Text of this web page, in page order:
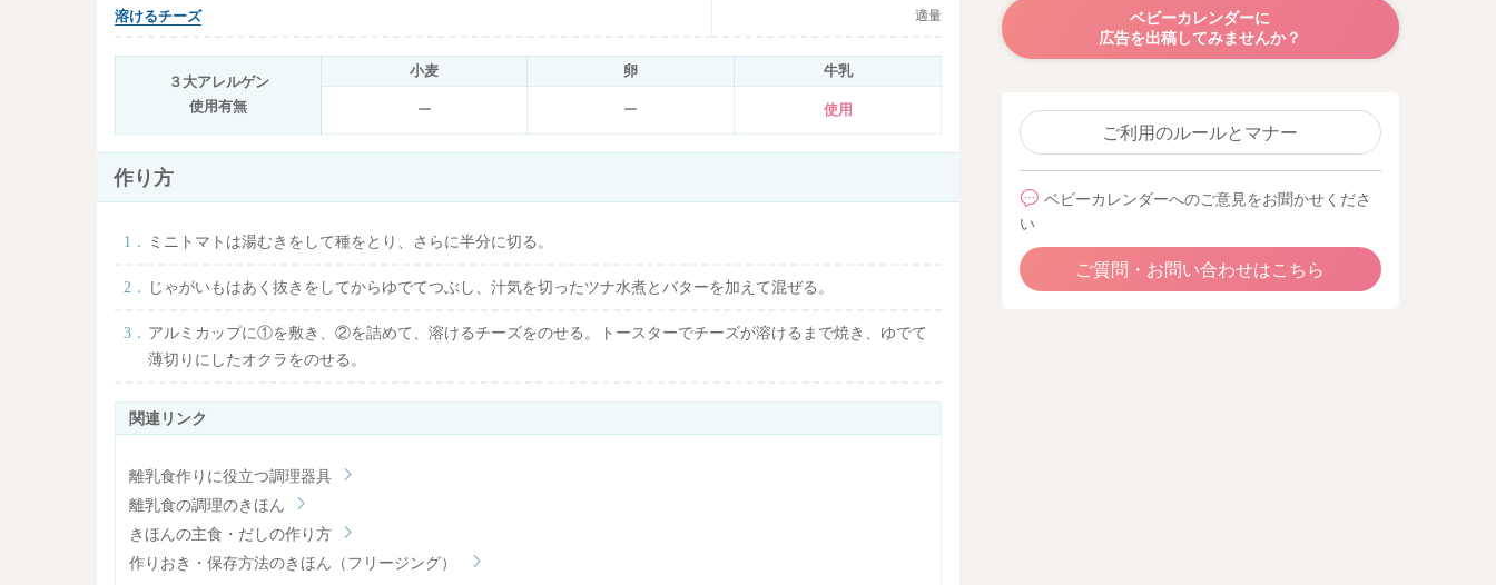
溶けるチーズ 適量
３大アレルゲン
使用有無
小麦 卵 牛乳
ー ー 使用
作り方
ミニトマトは湯むきをして種をとり、さらに半分に切る。
じゃがいもはあく抜きをしてからゆでてつぶし、汁気を切ったツナ水煮とバターを加えて混ぜる。
アルミカップに①を敷き、②を詰めて、溶けるチーズをのせる。トースターでチーズが溶けるまで焼き、ゆでて
薄切りにしたオクラをのせる。
離乳食作りに役立つ調理器具
離乳食の調理のきほん
きほんの主食・だしの作り方
作りおき・保存方法のきほん（フリージング）
ベビーカレンダーに
広告を出稿してみませんか？
ご利用のルールとマナー
ベビーカレンダーへのご意見をお聞かせくださ
い
ご質問・お問い合わせはこちら